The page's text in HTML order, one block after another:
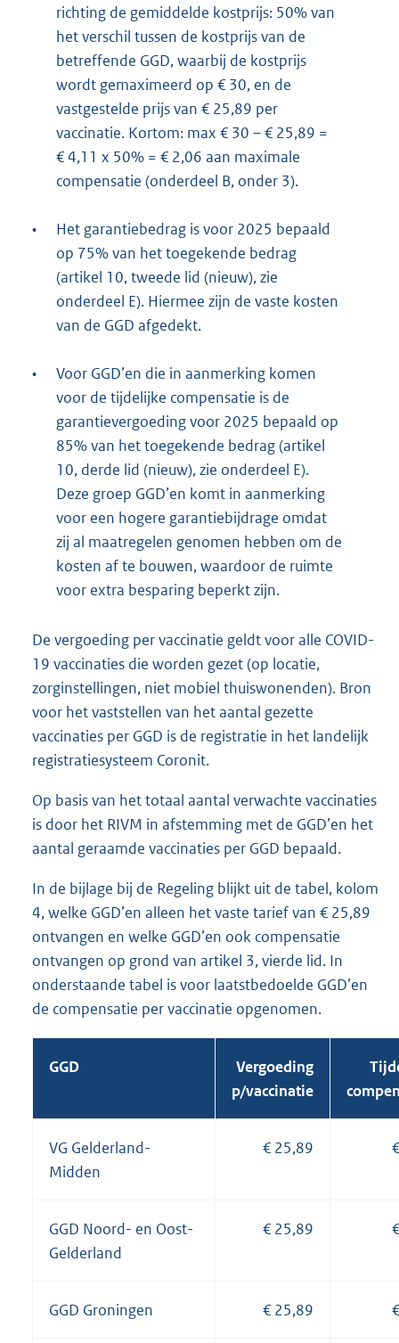
richting de gemiddelde kostprijs: 50% van
het verschil tussen de kostprijs van de
betreffende GGD, waarbij de kostprijs
wordt gemaximeerd op € 30, en de
vastgestelde prijs van € 25,89 per
vaccinatie. Kortom: max € 30 – € 25,89 =
€ 4,11 x 50% = € 2,06 aan maximale
compensatie (onderdeel B, onder 3).
•
Het garantiebedrag is voor 2025 bepaald
op 75% van het toegekende bedrag
(artikel 10, tweede lid (nieuw), zie
onderdeel E). Hiermee zijn de vaste kosten
van de GGD afgedekt.
•
Voor GGD’en die in aanmerking komen
voor de tijdelijke compensatie is de
garantievergoeding voor 2025 bepaald op
85% van het toegekende bedrag (artikel
10, derde lid (nieuw), zie onderdeel E).
Deze groep GGD’en komt in aanmerking
voor een hogere garantiebijdrage omdat
zij al maatregelen genomen hebben om de
kosten af te bouwen, waardoor de ruimte
voor extra besparing beperkt zijn.
De vergoeding per vaccinatie geldt voor alle COVID-
19 vaccinaties die worden gezet (op locatie,
zorginstellingen, niet mobiel thuiswonenden). Bron
voor het vaststellen van het aantal gezette
vaccinaties per GGD is de registratie in het landelijk
registratiesysteem Coronit.
Op basis van het totaal aantal verwachte vaccinaties
is door het RIVM in afstemming met de GGD’en het
aantal geraamde vaccinaties per GGD bepaald.
In de bijlage bij de Regeling blijkt uit de tabel, kolom
4, welke GGD’en alleen het vaste tarief van € 25,89
ontvangen en welke GGD’en ook compensatie
ontvangen op grond van artikel 3, vierde lid. In
onderstaande tabel is voor laatstbedoelde GGD’en
de compensatie per vaccinatie opgenomen.
GGD
Vergoeding
p/vaccinatie
VG Gelderland-
Midden
€ 25,89
GGD Noord- en Oost-
Gelderland
€ 25,89
GGD Groningen € 25,89